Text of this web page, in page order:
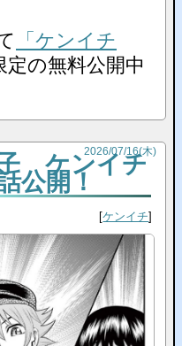
「ケンイチ
定の無料公開中
2026/07/16(木)
子 ケンイチ
公開！
ケンイチ